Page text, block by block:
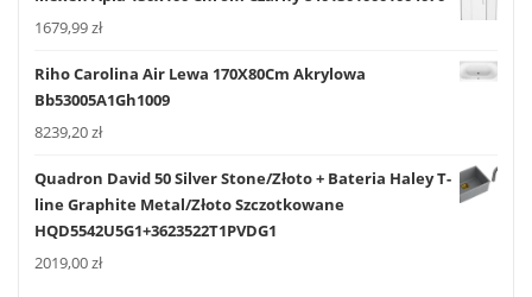
1679,99zł
Riho Carolina Air Lewa 170X80Cm Akrylowa
Bb53005A1Gh1009
8239,20zł
Quadron David 50 Silver Stone/Złoto + Bateria Haley T-
line Graphite Metal/Złoto Szczotkowane
HQD5542U5G1+3623522T1PVDG1
2019,00zł